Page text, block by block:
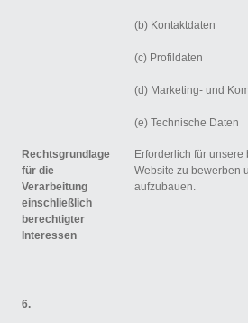
(b) Kontaktdaten
(c) Profildaten
(d) Marketing- und
(e) Technische Daten
Rechtsgrundlage
für die
Verarbeitung
einschließlich
berechtigter
Interessen
Erforderlich für
Website zu bewerben
aufzubauen.
6.